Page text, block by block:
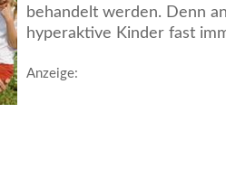
behandelt werden. Denn
hyperaktive Kinder fast
Anzeige: